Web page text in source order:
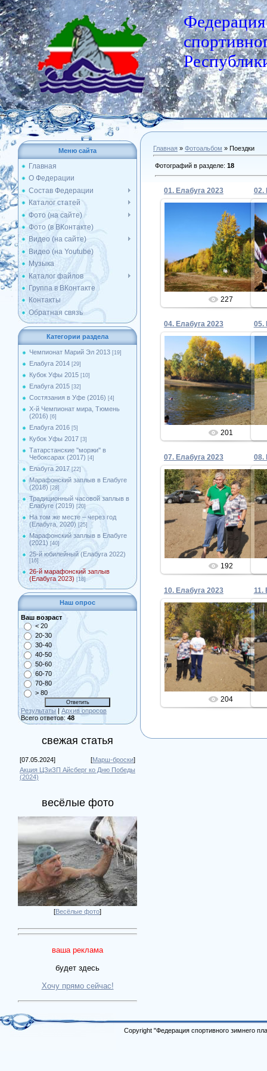
Федерация
Меню сайта
Главная
О Федерации
Состав Федерации
Каталог статей
Фото (на сайте)
Фото (в ВКонтакте)
Видео (на сайте)
Видео (на Youtube)
Музыка
Каталог файлов
Группа в ВКонтакте
Контакты
Обратная связь
Категории раздела
Чемпионат Марий Эл 2013 [19]
Елабуга 2014 [29]
Кубок Уфы 2015 [10]
Елабуга 2015 [32]
Состязания в Уфе (2016) [4]
X-й Чемпионат мира, Тюмень
(2016) [6]
Елабуга 2016 [5]
Кубок Уфы 2017 [3]
Татарстанские ''моржи'' в
Чебоксарах (2017) [4]
Елабуга 2017 [22]
Марафонский заплыв в Елабуге
(2018) [28]
Традиционный часовой заплыв в
Елабуге (2019) [20]
На том же месте – через год
(Елабуга, 2020) [25]
Марафонский заплыв в Елабуге
(2021) [40]
25-й юбилейный (Елабуга 2022)
[16]
26-й марафонский заплыв
(Елабуга 2023) [18]
Наш опрос
Ваш возраст
< 20
20-30
30-40
40-50
50-60
60-70
70-80
> 80
Результаты | Архив опросов
Всего ответов: 48
свежая статья
[07.05.2024] [Марш-броски]
Акция ЦЗиЗП Айсберг ко Дню Победы
(2024)
весёлые фото
[Весёлые фото]
ваша реклама
будет здесь
Хочу прямо сейчас!
Главная » Фотоальбом » Поездки
Фотографий в разделе: 18
01. Елабуга 2023
28.09.2023
Admin
227
02.
04. Елабуга 2023
28.09.2023
Admin
201
05.
07. Елабуга 2023
28.09.2023
Admin
192
08.
10. Елабуга 2023
28.09.2023
Admin
204
11.
Copyright "Федерация спортивного зимнего